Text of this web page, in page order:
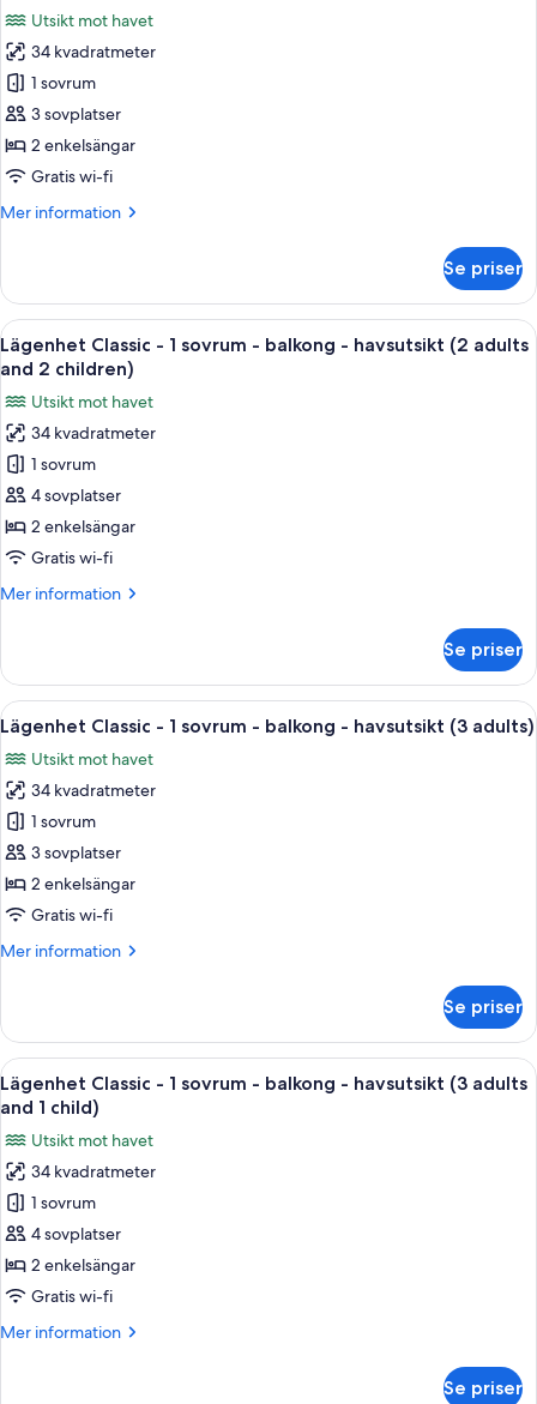
balkong
havsutsikt
(2
adults)
för
Lägenhet
Classic
-
1
sovrum
balkong
(2
adults
and
1
child)
Utsikt mot havet
34 kvadratmeter
1 sovrum
3 sovplatser
2 enkelsängar
Gratis wi-fi
Mer information
Mer
Classic
1
sovrum
balkong
havsutsikt
(2
adults
child)
Se priser
Öppna
alla
för
Lägenhet
Classic
-
1
sovrum
balkong
(2
adults
and
2
children)
Värdeförvaringsskåp på rummet,
9
Lägenhet Classic - 1 sovrum - balkong - havsutsikt (2 adults
and 2 children)
Utsikt mot havet
34 kvadratmeter
1 sovrum
4 sovplatser
2 enkelsängar
Gratis wi-fi
Mer information
Mer
Classic
1
sovrum
-
balkong
havsutsikt
(2
adults
and
2
Se priser
Öppna
alla
foton
för
Lägenhet
Classic
-
1
-
havsutsikt
(3
adults)
Värdeförvaringsskåp på rummet,
9
Lägenhet Classic - 1 sovrum - balkong - havsutsikt (3 adults)
Utsikt mot havet
34 kvadratmeter
1 sovrum
3 sovplatser
2 enkelsängar
Gratis wi-fi
Mer information
Mer
Classic
1
sovrum
balkong
havsutsikt
(3
adults)
Se priser
Öppna
alla
för
Lägenhet
Classic
-
1
sovrum
balkong
Värdeförvaringsskåp på rummet,
9
Lägenhet Classic - 1 sovrum - balkong - havsutsikt (3 adults
and 1 child)
Utsikt mot havet
34 kvadratmeter
1 sovrum
4 sovplatser
2 enkelsängar
Gratis wi-fi
Mer information
Mer
Se priser